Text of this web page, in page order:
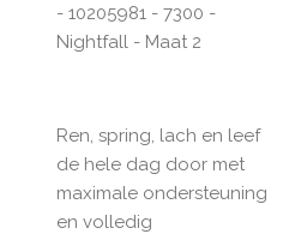
- 10205981 - 7300 -
Nightfall - Maat 2
Ren, spring, lach en leef
de hele dag door met
maximale ondersteuning
en volledig